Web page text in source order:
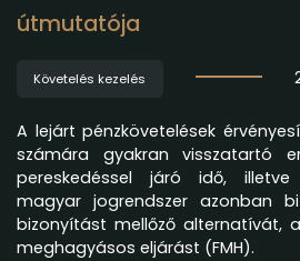
útmutatója
Követelés kezelés
A lejárt pénzkövetelések
számára gyakran visszatartó
pereskedéssel járó idő,
magyar jogrendszer azonban
bizonyítást mellőző alternatívát,
meghagyásos eljárást (FMH).